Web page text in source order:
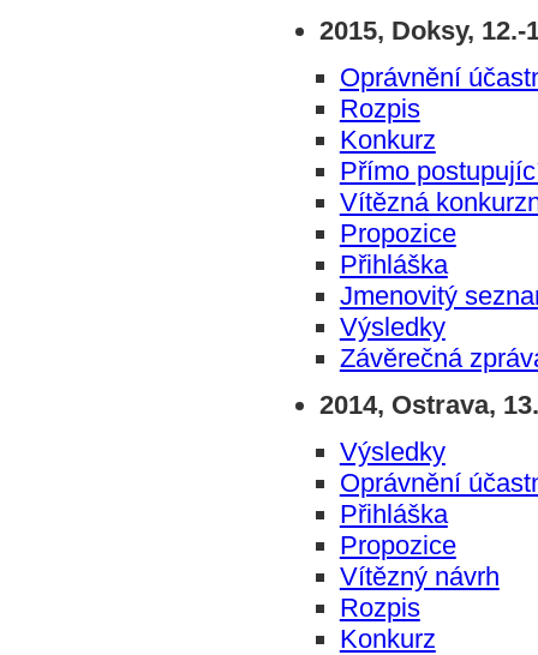
2015, Doksy, 12.-
Oprávnění
Rozpis
Konkurz
Přímo
Vítězná
Propozice
Přihláška
Jmenovitý
Výsledky
Závěrečná
2014, Ostrava,
Výsledky
Oprávnění
Přihláška
Propozice
Vítězný návrh
Rozpis
Konkurz